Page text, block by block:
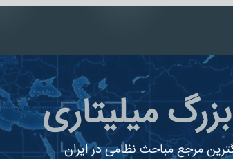
میلیتاری
مرجع مباحث نظامی در ایران